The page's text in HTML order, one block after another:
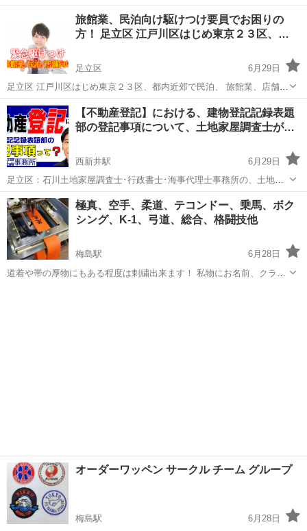
せればと思っています。 まず何か交換したいとか壊れてしまったとか
相談だけでも大丈夫なのでご連絡お待ちしています。 もちろん丸々お
願いしたいなども大歓迎です。 ...
足立区 梅島駅 その他
旅館業、民泊向け駆けつけ要員でお困りの
方！ 足立区 江戸川区はじめ東京２３区、…
足立区
6月29日
足立区 江戸川区はじめ東京２３区、都内近郊で民泊、 旅館業、店舗
(事業所/営業所)を運営される方。 ●登録費：15,000円(税別) ※HP要確
認 ・同じ集合住宅であれば3室まで有効 ・登録費は正式なご依頼を...
東京 足立区 その他 ホスト
【不動産登記】における、建物登記記録表題
部の登記事項について、土地家屋調査士が…
西新井駅
6月29日
足立区：石川土地家屋調査士･行政書士･海事代理士事務所の、土地家
屋調査士・宅地建物取引士･海事代理士：石川温彦です。 ＜不動産登
記＞における、建物登記記録表題部の登記事項について、土地家屋調
査士が解りやすく解説しており...
東京 足立区 西新井駅 その他 建物
極真、空手、柔道、テコンドー、乗馬、ボク
シング、K-1、弓道、総合、格闘技他
梅島駅
6月28日
道着や帯の厚物にもある程度は刺繍出来ます！ 私物にお名前、クラブ
オーダーワッペン サークル チーム グループ
梅島駅
6月28日